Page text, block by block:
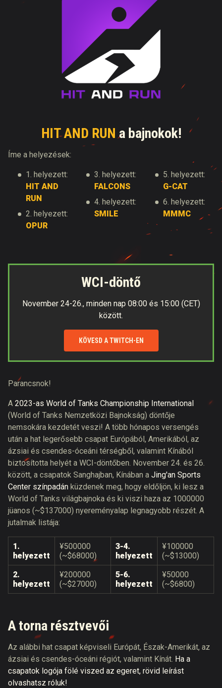
HIT AND RUNa bajnokok!
Íme a helyezések:
1. helyezett:
HIT AND
RUN
2. helyezett:
OPUR
3. helyezett:
FALCONS
4. helyezett:
SMILE
5. helyezett:
G-CAT
6. helyezett:
MMMC
WCI-döntő
November 24-26., minden nap 08:00 és 15:00 (CET)
között.
KÖVESD A TWITCH-EN
Parancsnok!
A 2023-as World of Tanks Championship International
(World of Tanks Nemzetközi Bajnokság) döntője
nemsokára kezdetét veszi! A több hónapos versengés
után a hat legerősebb csapat Európából, Amerikából, az
ázsiai és csendes-óceáni térségből, valamint Kínából
biztosította helyét a WCI-döntőben. November 24. és 26.
között, a csapatok Sanghajban, Kínában a Jing'an Sports
Center színpadán küzdenek meg, hogy eldőljön, ki lesz a
World of Tanks világbajnoka és ki viszi haza az 1000000
jüanos (~$137000) nyereményalap legnagyobb részét. A
jutalmak listája:
1.
helyezett
¥500000
(~$68000)
3-4.
helyezett
¥100000
(~$13000)
2.
helyezett
¥200000
(~$27000)
5-6.
helyezett
¥50000
(~$6800)
A torna résztvevői
Az alábbi hat csapat képviseli Európát, Észak-Amerikát, az
ázsiai és csendes-óceáni régiót, valamint Kínát. Ha a
csapatok logója fölé viszed az egeret, rövid leírást
olvashatsz róluk!